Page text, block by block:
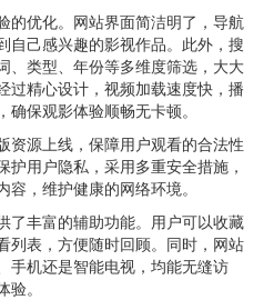
的优化。网站界面简洁明了，导航
自己感兴趣的影视作品。此外，搜
、类型、年份等多维度筛选，大大
过精心设计，视频加载速度快，播
保观影体验顺畅无卡顿。
资源上线，保障用户观看的合法性
用户隐私，采用多重安全措施，
，维护健康的网络环境。
了丰富的辅助功能。用户可以收藏
列表，方便随时回顾。同时，网站
手机还是智能电视，均能无缝访
。